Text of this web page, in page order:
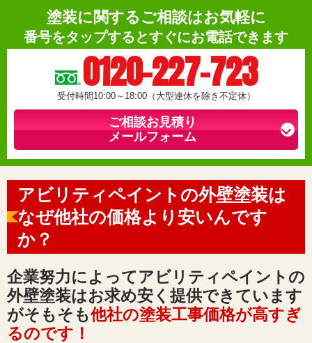
塗装に関するご相談はお気軽に
番号をタップするとすぐにお電話できます
0120-227-723
受付時間10:00～18:00（大型連休を除き不定休）
ご相談お見積り
メールフォーム
アビリティペイントの外壁塗装は
なぜ他社の価格より安いんです
か？
企業努力によってアビリティペイントの
外壁塗装はお求め安く提供できています
がそもそも他社の塗装工事価格が高すぎ
るのです！